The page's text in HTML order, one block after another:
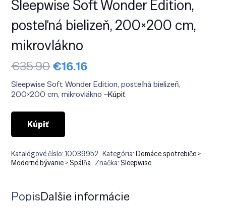
Sleepwise Soft Wonder Edition,
posteľná bielizeň, 200×200 cm,
mikrovlákno
€35.90Pôvodná
cena
bola:
€35.90.
€16.16Aktuálna
je:
€16.16.
Sleepwise Soft Wonder Edition, posteľná bielizeň,
200×200 cm, mikrovlákno –Kúpiť
Kúpiť
Katalógové číslo:10039952 Kategória:Domáce spotrebiče >
Moderné bývanie > Spálňa Značka:Sleepwise
PopisĎalšie informácie